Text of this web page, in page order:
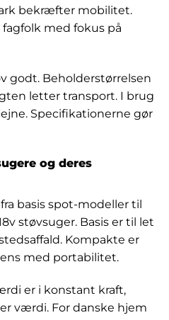
bekræfter mobilitet.
med fokus på
godt. Beholderstørrelsen
letter transport. I brug
Specifikationerne gør
og deres
basis spot-modeller til
støvsuger. Basis er til let
Kompakte er
med portabilitet.
er i konstant kraft,
værdi. For danske hjem